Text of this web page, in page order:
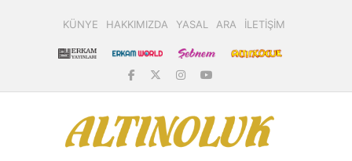
KÜNYE HAKKIMIZDA YASAL ARA İLETİŞİM